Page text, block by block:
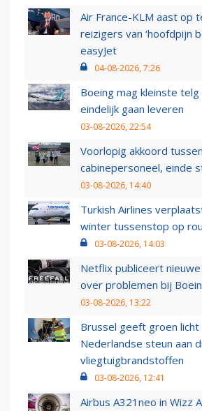
Air France-KLM aast op
reizigers van ‘hoofdpijn
easyJet
04-08-2026, 7:26
Boeing mag kleinste
eindelijk gaan leveren
03-08-2026, 22:54
Voorlopig akkoord
cabinepersoneel, einde
03-08-2026, 14:40
Turkish Airlines
winter tussenstop op
03-08-2026, 14:03
Netflix publiceert
over problemen bij
03-08-2026, 13:22
Brussel geeft groen
Nederlandse steun aan
vliegtuigbrandstoffen
03-08-2026, 12:41
Airbus A321neo in Wizz